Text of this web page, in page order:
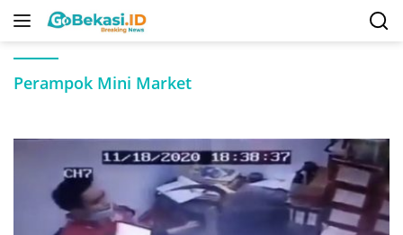
Langsung
Perampok Mini Market